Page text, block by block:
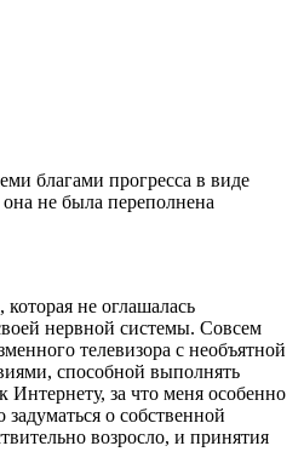
благами прогресса в виде
не была переполнена
не оглашалась
нервной системы. Совсем
телевизора с необъятной
способной выполнять
за что меня особенно
о собственной
возросло, и принятия